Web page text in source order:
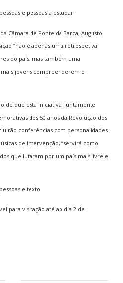
Câmara de Ponte da Barca, Augusto
“não é apenas uma retrospetiva
do país, mas também uma
jovens compreenderem o
de que esta iniciativa, juntamente
dos 50 anos da Revolução dos
conferências com personalidades
de intervenção, “servirá como
que lutaram por um país mais livre e
para visitação até ao dia 2 de